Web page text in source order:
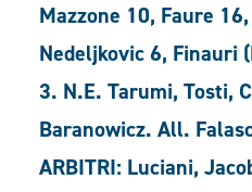
Mazzone 10, Faure
Nedeljkovic 6, Finauri
3. N.E. Tarumi, Tosti,
Baranowicz. All.
ARBITRI: Luciani,